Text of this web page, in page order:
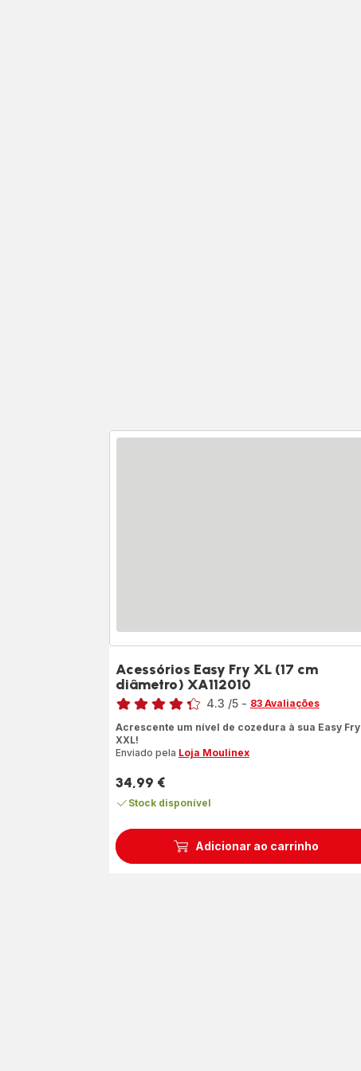
Adicionar ao carrinho
Acessórios Easy Fry XL (17 cm
diâmetro) XA112010
Classificação
4.3 /5 - 83 Avaliações
Acrescente um nível de cozedura à sua Easy Fry
XXL!
Enviado pela Loja Moulinex
Preço
34,99 €
Stock disponível